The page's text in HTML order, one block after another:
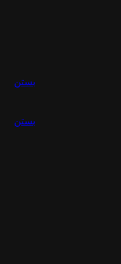
بستن
بستن